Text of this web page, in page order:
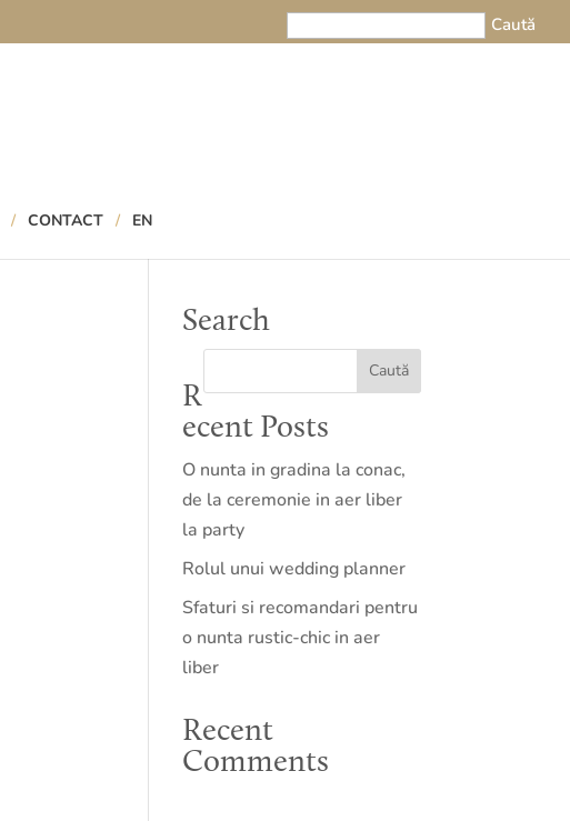
CONTACT EN
Search
R
ecent Posts
O nunta in gradina la conac,
de la ceremonie in aer liber
la party
Rolul unui wedding planner
Sfaturi si recomandari pentru
o nunta rustic-chic in aer
liber
Recent
Comments